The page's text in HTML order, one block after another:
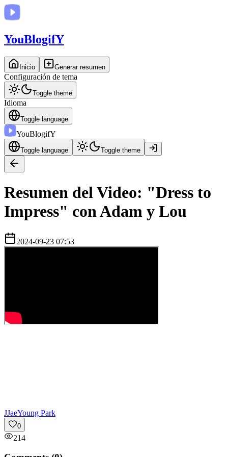
YouBlogifY
Inicio Generar resumen
Configuración de tema
Toggle theme
Idioma
Toggle language
YouBlogifY
Toggle language Toggle theme
Resumen del Video: "Dress to
Impress" con Adam y Lou
2024-09-23 07:53
JJaeYoung Park
0
214